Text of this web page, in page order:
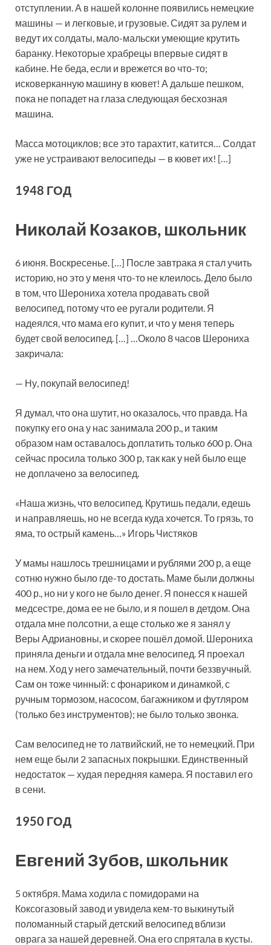
отступлении. А в нашей колонне появились немецкие
машины — и легковые, и грузовые. Сидят за рулем и
ведут их солдаты, мало-мальски умеющие крутить
баранку. Некоторые храбрецы впервые сидят в
кабине. Не беда, если и врежется во что-то;
исковерканную машину в кювет! А дальше пешком,
пока не попадет на глаза следующая бесхозная
машина.
Масса мотоциклов; все это тарахтит, катится… Солдат
уже не устраивают велосипеды — в кювет их! […]
1948 ГОД
Николай Козаков, школьник
6 июня. Воскресенье. […] После завтрака я стал учить
историю, но это у меня что-то не клеилось. Дело было
в том, что Шерониха хотела продавать свой
велосипед, потому что ее ругали родители. Я
надеялся, что мама его купит, и что у меня теперь
будет свой велосипед. […] …Около 8 часов Шерониха
закричала:
— Ну, покупай велосипед!
Я думал, что она шутит, но оказалось, что правда. На
покупку его она у нас занимала 200 р., и таким
образом нам оставалось доплатить только 600 р. Она
сейчас просила только 300 р, так как у ней было еще
не доплачено за велосипед.
«Наша жизнь, что велосипед. Крутишь педали, едешь
и направляешь, но не всегда куда хочется. То грязь, то
яма, то острый камень…» Игорь Чистяков
У мамы нашлось трешницами и рублями 200 р, а еще
сотню нужно было где-то достать. Маме были должны
400 р., но ни у кого не было денег. Я понесся к нашей
медсестре, дома ее не было, и я пошел в детдом. Она
отдала мне полсотни, а еще столько же я занял у
Веры Адриановны, и скорее пошёл домой. Шерониха
приняла деньги и отдала мне велосипед. Я проехал
на нем. Ход у него замечательный, почти беззвучный.
Сам он тоже чинный: с фонариком и динамкой, с
ручным тормозом, насосом, багажником и футляром
(только без инструментов); не было только звонка.
Сам велосипед не то латвийский, не то немецкий. При
нем еще были 2 запасных покрышки. Единственный
недостаток — худая передняя камера. Я поставил его
в сени.
1950 ГОД
Евгений Зубов, школьник
5 октября. Мама ходила с помидорами на
Коксогазовый завод и увидела кем-то выкинутый
поломанный старый детский велосипед вблизи
оврага за нашей деревней. Она его спрятала в кусты.